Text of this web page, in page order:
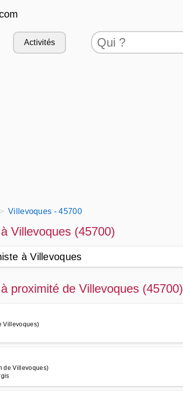
Activités
Villevoques - 45700
Villevoques (45700)
à Villevoques
proximité de Villevoques (45700)
Villevoques)
de Villevoques)